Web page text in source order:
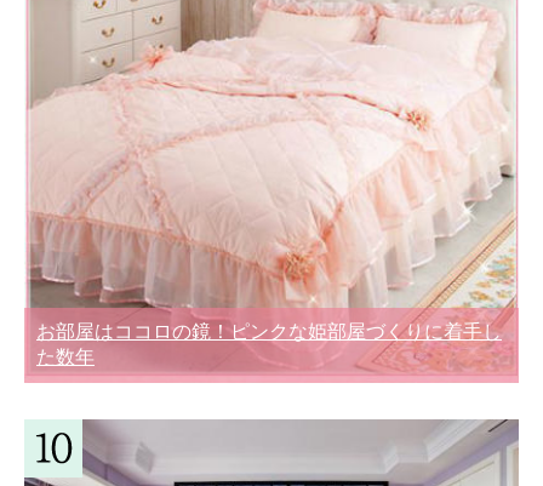
お部屋はココロの鏡！ピンクな姫部屋づくりに着手し
た数年